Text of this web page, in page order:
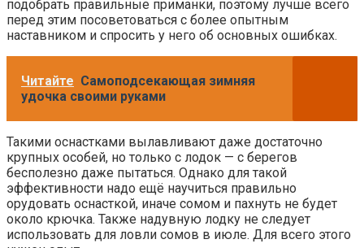
подобрать правильные приманки, поэтому лучше всего
перед этим посоветоваться с более опытным
наставником и спросить у него об основных ошибках.
Читайте Самоподсекающая зимняя
удочка своими руками
Такими оснастками вылавливают даже достаточно
крупных особей, но только с лодок — с берегов
бесполезно даже пытаться. Однако для такой
эффективности надо ещё научиться правильно
орудовать оснасткой, иначе сомом и пахнуть не будет
около крючка. Также надувную лодку не следует
использовать для ловли сомов в июле. Для всего этого